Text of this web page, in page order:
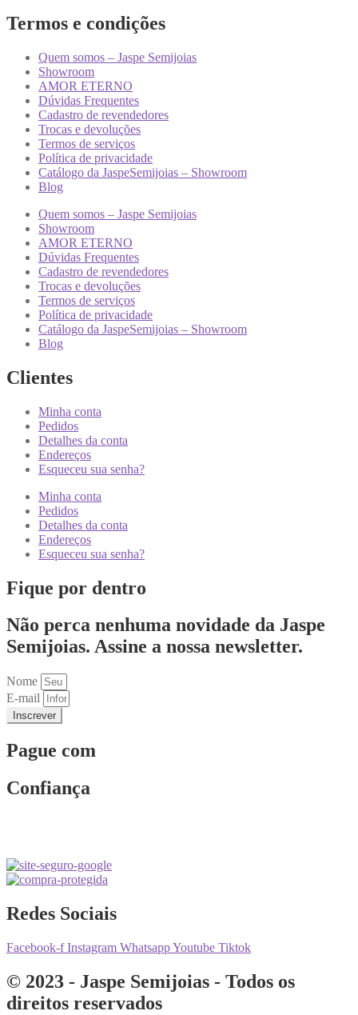
Termos e condições
Quem somos – Jaspe Semijoias
Showroom
AMOR ETERNO
Dúvidas Frequentes
Cadastro de revendedores
Trocas e devoluções
Termos de serviços
Política de privacidade
Catálogo da JaspeSemijoias – Showroom
Blog
Quem somos – Jaspe Semijoias
Showroom
AMOR ETERNO
Dúvidas Frequentes
Cadastro de revendedores
Trocas e devoluções
Termos de serviços
Política de privacidade
Catálogo da JaspeSemijoias – Showroom
Blog
Clientes
Minha conta
Pedidos
Detalhes da conta
Endereços
Esqueceu sua senha?
Minha conta
Pedidos
Detalhes da conta
Endereços
Esqueceu sua senha?
Fique por dentro
Não perca nenhuma novidade da Jaspe
Semijoias. Assine a nossa newsletter.
Nome
E-mail
Inscrever
Pague com
Confiança
Redes Sociais
Facebook-f Instagram WhatsappYoutube Tiktok
© 2023 - Jaspe Semijoias - Todos os
direitos reservados